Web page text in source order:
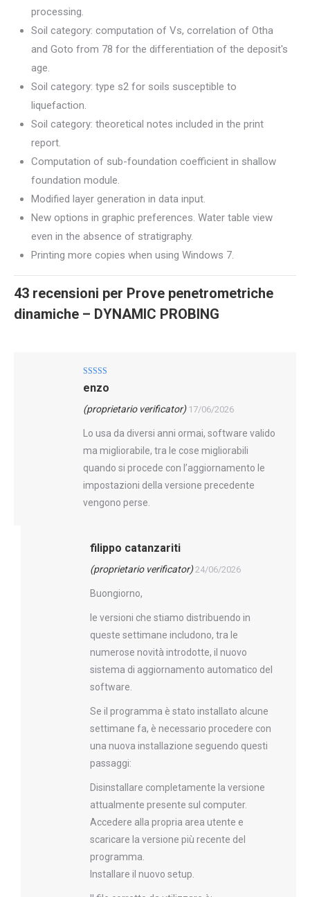
processing.
Soil category: computation of Vs, correlation of Otha
and Goto from 78 for the differentiation of the deposit's
age.
Soil category: type s2 for soils susceptible to
liquefaction.
Soil category: theoretical notes included in the print
report.
Computation of sub-foundation coefficient in shallow
foundation module.
Modified layer generation in data input.
New options in graphic preferences. Water table view
even in the absence of stratigraphy.
Printing more copies when using Windows 7.
43 recensioni per Prove penetrometriche
dinamiche – DYNAMIC PROBING
Valutato
su 5
enzo
(proprietario verificator) 17/06/2026
Lo usa da diversi anni ormai, software valido
ma migliorabile, tra le cose migliorabili
quando si procede con l’aggiornamento le
impostazioni della versione precedente
vengono perse.
filippo catanzariti
(proprietario verificator) 24/06/2026
Buongiorno,
le versioni che stiamo distribuendo in
queste settimane includono, tra le
numerose novità introdotte, il nuovo
sistema di aggiornamento automatico del
software.
Se il programma è stato installato alcune
settimane fa, è necessario procedere con
una nuova installazione seguendo questi
passaggi:
Disinstallare completamente la versione
attualmente presente sul computer.
Accedere alla propria area utente e
scaricare la versione più recente del
programma.
Installare il nuovo setup.